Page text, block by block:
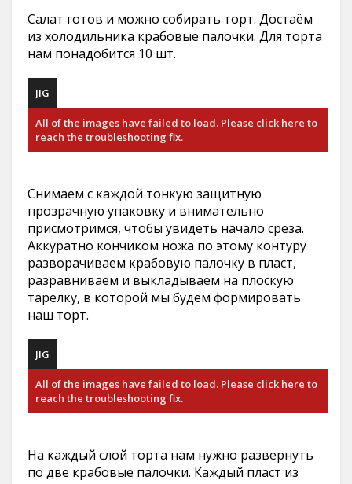
Салат готов и можно собирать торт. Достаём
из холодильника крабовые палочки. Для торта
нам понадобится 10 шт.
JIG
All of the images have failed to load. Please click here to
reach the troubleshooting fix.
Снимаем с каждой тонкую защитную
прозрачную упаковку и внимательно
присмотримся, чтобы увидеть начало среза.
Аккуратно кончиком ножа по этому контуру
разворачиваем крабовую палочку в пласт,
разравниваем и выкладываем на плоскую
тарелку, в которой мы будем формировать
наш торт.
JIG
All of the images have failed to load. Please click here to
reach the troubleshooting fix.
На каждый слой торта нам нужно развернуть
по две крабовые палочки. Каждый пласт из